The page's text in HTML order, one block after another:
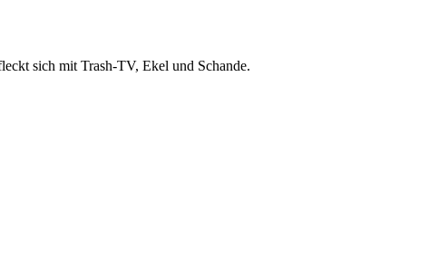
sich mit Trash-TV, Ekel und Schande.